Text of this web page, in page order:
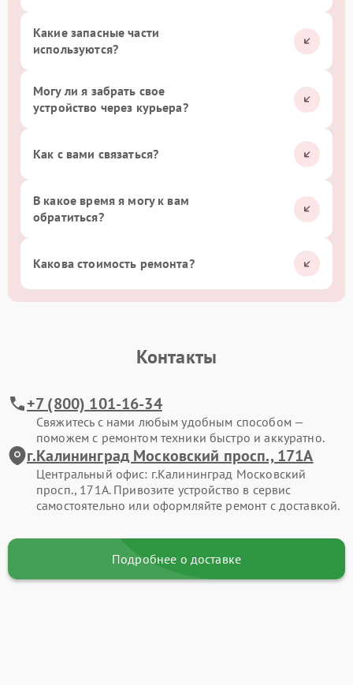
Какие запасные части
используются?
Могу ли я забрать свое
устройство через курьера?
Как с вами связаться?
В какое время я могу к вам
обратиться?
Какова стоимость ремонта?
Контакты
+7 (800) 101-16-34
Свяжитесь с нами любым удобным способом —
поможем с ремонтом техники быстро и аккуратно.
г.Калининград Московский просп., 171А
Центральный офис: г.Калининград Московский
просп., 171А. Привозите устройство в сервис
самостоятельно или оформляйте ремонт с доставкой.
Подробнее о доставке